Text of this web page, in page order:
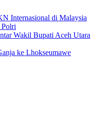
Internasional di Malaysia
Polri
Wakil Bupati Aceh Utara
ke Lhokseumawe